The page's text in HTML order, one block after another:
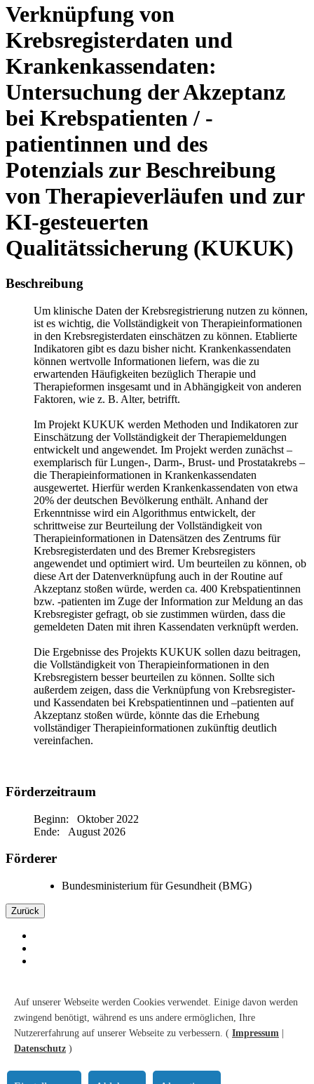
Verknüpfung von
Krebsregisterdaten und
Krankenkassendaten:
Untersuchung der Akzeptanz
bei Krebspatienten / -
patientinnen und des
Potenzials zur Beschreibung
von Therapieverläufen und zur
KI-gesteuerten
Qualitätssicherung (KUKUK)
Beschreibung
Um klinische Daten der Krebsregistrierung nutzen zu können,
ist es wichtig, die Vollständigkeit von Therapieinformationen
in den Krebsregisterdaten einschätzen zu können. Etablierte
Indikatoren gibt es dazu bisher nicht. Krankenkassendaten
können wertvolle Informationen liefern, was die zu
erwartenden Häufigkeiten bezüglich Therapie und
Therapieformen insgesamt und in Abhängigkeit von anderen
Faktoren, wie z. B. Alter, betrifft.
Im Projekt KUKUK werden Methoden und Indikatoren zur
Einschätzung der Vollständigkeit der Therapiemeldungen
entwickelt und angewendet. Im Projekt werden zunächst –
exemplarisch für Lungen-, Darm-, Brust- und Prostatakrebs –
die Therapieinformationen in Krankenkassendaten
ausgewertet. Hierfür werden Krankenkassendaten von etwa
20% der deutschen Bevölkerung enthält. Anhand der
Erkenntnisse wird ein Algorithmus entwickelt, der
schrittweise zur Beurteilung der Vollständigkeit von
Therapieinformationen in Datensätzen des Zentrums für
Krebsregisterdaten und des Bremer Krebsregisters
angewendet und optimiert wird. Um beurteilen zu können, ob
diese Art der Datenverknüpfung auch in der Routine auf
Akzeptanz stoßen würde, werden ca. 400 Krebspatientinnen
bzw. -patienten im Zuge der Information zur Meldung an das
Krebsregister gefragt, ob sie zustimmen würden, dass die
gemeldeten Daten mit ihren Kassendaten verknüpft werden.
Die Ergebnisse des Projekts KUKUK sollen dazu beitragen,
die Vollständigkeit von Therapieinformationen in den
Krebsregistern besser beurteilen zu können. Sollte sich
außerdem zeigen, dass die Verknüpfung von Krebsregister-
und Kassendaten bei Krebspatientinnen und –patienten auf
Akzeptanz stoßen würde, könnte das die Erhebung
vollständiger Therapieinformationen zukünftig deutlich
vereinfachen.
Förderzeitraum
Beginn: Oktober 2022
Ende: August 2026
Förderer
Bundesministerium für Gesundheit (BMG)
Zurück
Barrierefreiheit
Datenschutz
Impressum
© 2026 Leibniz-Institut für Präventionsforschung und
Auf unserer Webseite werden Cookies verwendet. Einige davon werden
zwingend benötigt, während es uns andere ermöglichen, Ihre
Nutzererfahrung auf unserer Webseite zu verbessern. ( Impressum
Datenschutz )